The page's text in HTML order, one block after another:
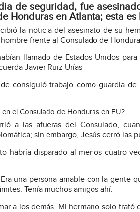
de seguridad, fue
Honduras en Atlanta; esta es
la noticia del asesinato de su
frente al Consulado de
llamado de Estados Unidos
Javier Ruiz Urías
consiguió trabajo como guardia
el Consulado de Honduras en EU?
a las afueras del Consulado,
sin embargo, Jesús cerró las
habría disparado al menos cuatro
una persona amable con la gente
Tenía muchos amigos ahí.
a los demás. Mi hermano solo trató